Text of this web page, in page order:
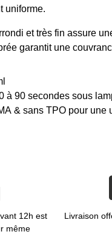
uniforme.
et très fin assure
garantit une
à 90 secondes sous
& sans TPO pour
12h est
même
Livraison